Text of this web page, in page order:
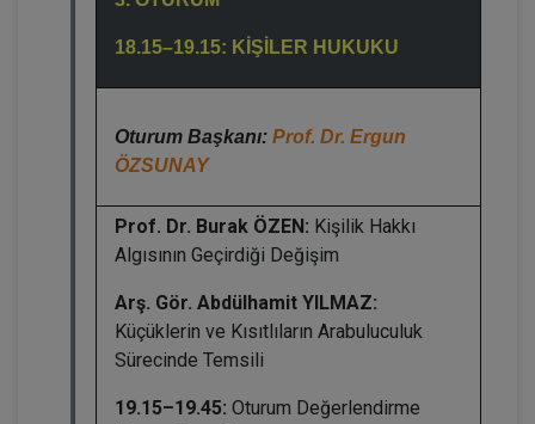
18.15–19.15: KİŞİLER HUKUKU
Oturum Başkanı: Prof. Dr. Ergun
ÖZSUNAY
Prof. Dr. Burak ÖZEN: Kişilik Hakkı
Algısının Geçirdiği Değişim
Arş. Gör. Abdülhamit YILMAZ:
Küçüklerin ve Kısıtlıların Arabuluculuk
Sürecinde Temsili
19.15–19.45: Oturum Değerlendirme